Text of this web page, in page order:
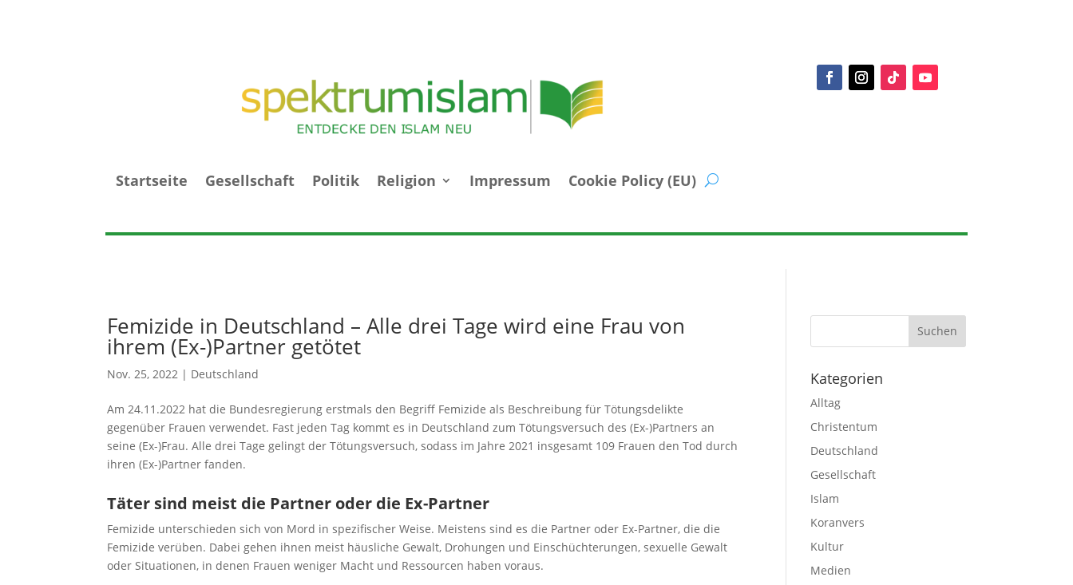
Startseite Gesellschaft Politik Religion Impressum Cookie Policy (EU)
Femizide in Deutschland – Alle drei Tage wird eine Frau von
ihrem (Ex-)Partner getötet
Nov. 25, 2022 | Deutschland
Am 24.11.2022 hat die Bundesregierung erstmals den Begriff Femizide als Beschreibung für Tötungsdelikte
gegenüber Frauen verwendet. Fast jeden Tag kommt es in Deutschland zum Tötungsversuch des (Ex-)Partners an
seine (Ex-)Frau. Alle drei Tage gelingt der Tötungsversuch, sodass im Jahre 2021 insgesamt 109 Frauen den Tod durch
ihren (Ex-)Partner fanden.
Täter sind meist die Partner oder die Ex-Partner
Femizide unterschieden sich von Mord in spezifischer Weise. Meistens sind es die Partner oder Ex-Partner, die die
Femizide verüben. Dabei gehen ihnen meist häusliche Gewalt, Drohungen und Einschüchterungen, sexuelle Gewalt
oder Situationen, in denen Frauen weniger Macht und Ressourcen haben voraus.
Kategorien
Alltag
Christentum
Deutschland
Gesellschaft
Islam
Koranvers
Kultur
Medien